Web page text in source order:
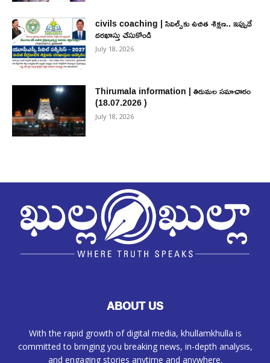
civils coaching | సివిల్స్‌కు ఉచిత శిక్ష‌ణ.. ఇప్పుడే
ద‌ర‌ఖాస్తు చేసుకోండి
July 18, 2026
Thirumala information | తిరుమల సమాచారం
(18.07.2026 )
July 18, 2026
ABOUT US
With the rapid growth of digital media, khullamkhulla is
committed to bringing you breaking news, in-depth analysis,
and engaging stories anytime and anywhere.